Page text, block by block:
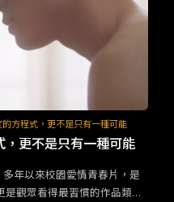
方程式，更不是只有一種可能
更不是只有一種可能
是觀眾看得最習慣的作品類